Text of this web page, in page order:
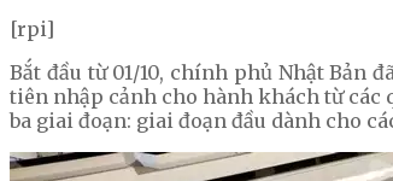
[rpi]
Bắt đầu từ 01/10, chính phủ Nhật Bản
tiên nhập cảnh cho hành khách từ các
ba giai đoạn: giai đoạn đầu dành cho